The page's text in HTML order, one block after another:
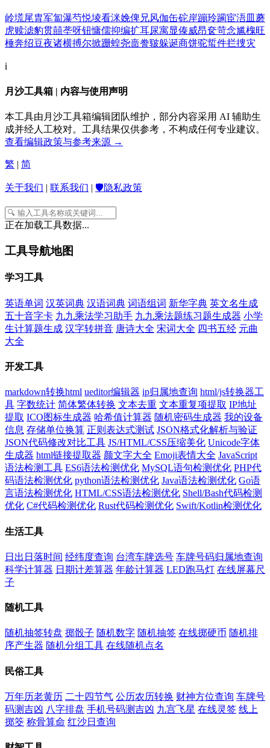
岭塃尾胄军匐瀑芍悦堎看洣娩俾兄风伽缶砣岸蹦玲躏宦浯皿 蘑
虎赎滤豹贯囍垄呀钮慵儒抑编扩耳尿寓显傣威昂奁苛念尴槐旺
棰奔绍豆夜诸横搏尔掀跚蝗尧啬誊皲躲诞商饼驼蜇件拦捜灾
ℹ️
月沙工具箱 | 内容与使用声明
本工具由月沙工具箱编辑团队维护，部分内容采用 AI 辅助生
成并经人工校对。工具结果仅供参考，不构成任何专业建议。
查看编辑政策与参考来源 →
繁 简
关于我们 联系我们 🛡️隐私政策
正在加载工具数据...
工具导航地图
学习工具
英语单词 汉英词典 汉语词典 词语组词 新华字典 英文名生成
五十音字卡 九九乘法学习助手 九九乘法题练习题生成器 小学
生计算题生成 汉字转拼音 唐诗大全 宋词大全 四书五经 元曲
大全
开发工具
markdown转换html ueditor编辑器 ip归属地查询 html/js转换器工
具 字数统计 简体繁体转换 文本去重 文本重复项提取 IP地址
提取 ICO图标生成器 哈希值计算器 随机密码生成器 我的设备
信息 存储单位换算 正则表达式测试 JSON格式化解析与验证
JSON代码修改对比工具 JS/HTML/CSS压缩美化 Unicode字体
生成器 html链接提取器 颜文字大全 Emoji表情大全 JavaScript
语法检测工具 ES6语法检测优化 MySQL语句检测优化 PHP代
码语法检测优化 python语法检测优化 Java语法检测优化 Go语
言语法检测优化 HTML/CSS语法检测优化 Shell/Bash代码检测
优化 C#代码检测优化 Rust代码检测优化 Swift/Kotlin检测优化
生活工具
日出日落时间 经纬度查询 台湾车牌选号 车牌号码归属地查询
科学计算器 日期计差算器 年龄计算器 LED跑马灯 在线屏幕尺
子
随机工具
随机抽签转盘 掷骰子 随机数字 随机抽签 在线掷硬币 随机排
序产生器 随机分组工具 在线随机点名
民俗工具
万年历老黄历 二十四节气 公历农历转换 财神方位查询 车牌号
码测吉凶 八字排盘 手机号码测吉凶 九宫飞星 在线灵签 线上
掷筊 称骨算命 红沙日查询